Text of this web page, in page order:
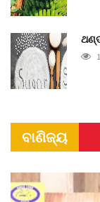
ବାଣିଜ୍ୟ